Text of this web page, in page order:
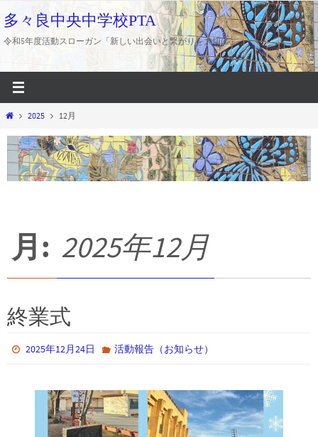
ン
テ
へ
ス
キ
プ
多々良中央中学校PTA
令和5年度活動スローガン「新しい出会いと繋がりを大切に」
ホ
ム
2025 12月
月: 2025年12月
終業式
2025年12月24日 活動報告（お知らせ）